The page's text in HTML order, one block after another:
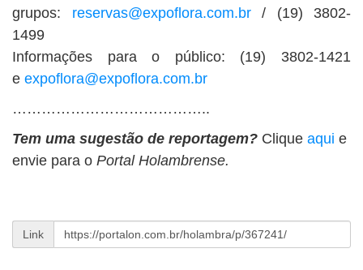
grupos: reservas@expoflora.com.br/ (19) 3802-
1499
Informações para o público: (19) 3802-1421
e expoflora@expoflora.com.br
…………………………………..
Tem uma sugestão de reportagem? Clique aqui e
envie para o Portal Holambrense.
Link